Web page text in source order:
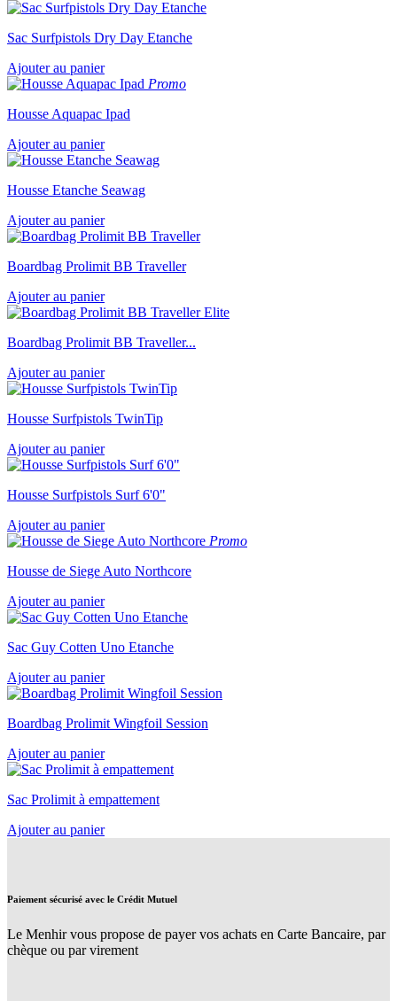
Sac Surfpistols Dry Day Etanche
Ajouter au panier
Promo
Housse Aquapac Ipad
Ajouter au panier
Housse Etanche Seawag
Ajouter au panier
Boardbag Prolimit BB Traveller
Ajouter au panier
Boardbag Prolimit BB Traveller...
Ajouter au panier
Housse Surfpistols TwinTip
Ajouter au panier
Housse Surfpistols Surf 6'0"
Ajouter au panier
Promo
Housse de Siege Auto Northcore
Ajouter au panier
Sac Guy Cotten Uno Etanche
Ajouter au panier
Boardbag Prolimit Wingfoil Session
Ajouter au panier
Sac Prolimit à empattement
Ajouter au panier
Paiement sécurisé avec le Crédit Mutuel
Le Menhir vous propose de payer vos achats en Carte Bancaire, par
chèque ou par virement